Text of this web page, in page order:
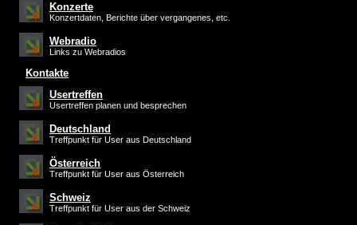
Konzerte
Konzertdaten, Berichte über vergangenes, etc.
Webradio
Links zu Webradios
Kontakte
Usertreffen
Usertreffen planen und besprechen
Deutschland
Treffpunkt für User aus Deutschland
Österreich
Treffpunkt für User aus Österreich
Schweiz
Treffpunkt für User aus der Schweiz